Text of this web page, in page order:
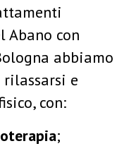
Abano con
abbiamo
rilassarsi e
con:
;